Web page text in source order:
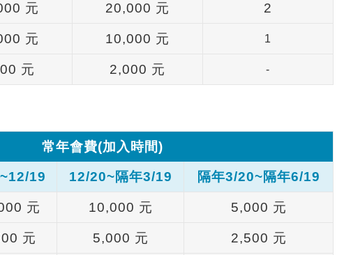
元 20,000 元 2
元 10,000 元 1
元 2,000 元 -
常年會費(加入時間)
19 12/20~隔年3/19 隔年3/20~隔年6/19
元 10,000 元 5,000 元
元 5,000 元 2,500 元